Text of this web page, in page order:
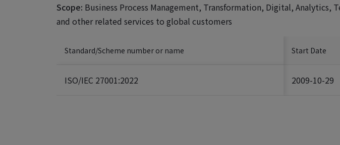
Scope: Business Process Management, Transformation, Digital, Analytics,
and other related services to global customers
Standard/Scheme number or name Start Date
ISO/IEC 27001:2022 2009-10-29